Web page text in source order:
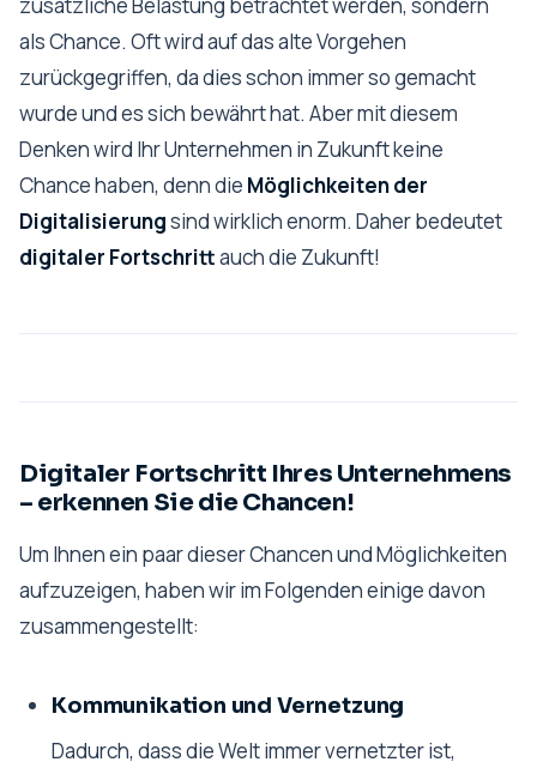
zusätzliche Belastung betrachtet werden, sondern
als Chance. Oft wird auf das alte Vorgehen
zurückgegriffen, da dies schon immer so gemacht
wurde und es sich bewährt hat. Aber mit diesem
Denken wird Ihr Unternehmen in Zukunft keine
Chance haben, denn die Möglichkeiten der
Digitalisierungsind wirklich enorm. Daher bedeutet
digitaler Fortschrittauch die Zukunft!
Digitaler Fortschritt Ihres Unternehmens
– erkennen Sie die Chancen!
Um Ihnen ein paar dieser Chancen und Möglichkeiten
aufzuzeigen, haben wir im Folgenden einige davon
zusammengestellt:
Kommunikation und Vernetzung
Dadurch, dass die Welt immer vernetzter ist,